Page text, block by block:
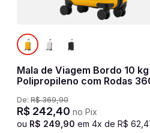
Mala de Viagem Bordo 10 kg
Polipropileno com Rodas
De: R$ 369,90
R$ 242,40 no Pix
ou R$ 249 90 em 4x de R$ 62